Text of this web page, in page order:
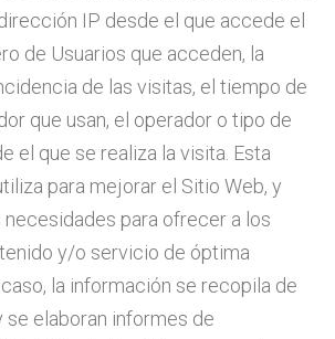
IP desde el que accede el
de Usuarios que acceden, la
de las visitas, el tiempo de
que usan, el operador o tipo de
el que se realiza la visita. Esta
para mejorar el Sitio Web, y
para ofrecer a los
y/o servicio de óptima
la información se recopila de
se elaboran informes de